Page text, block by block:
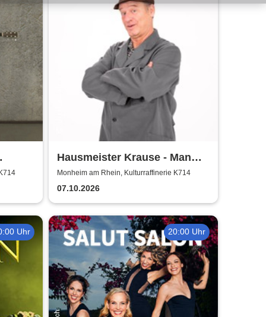
Hausmeister Krause - Man
lebt nur zweimal
Monheim am Rhein, Kulturraffinerie K714
07.10.2026
Uhr 20:00 Uhr